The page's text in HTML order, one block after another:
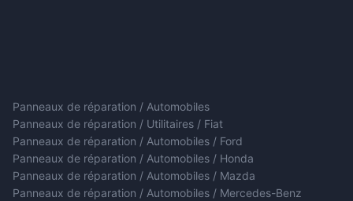
Panneaux de réparation / Automobiles
Panneaux de réparation / Utilitaires / Fiat
Panneaux de réparation / Automobiles / Ford
Panneaux de réparation / Automobiles / Honda
Panneaux de réparation / Automobiles / Mazda
Panneaux de réparation / Automobiles / Mercedes-Benz